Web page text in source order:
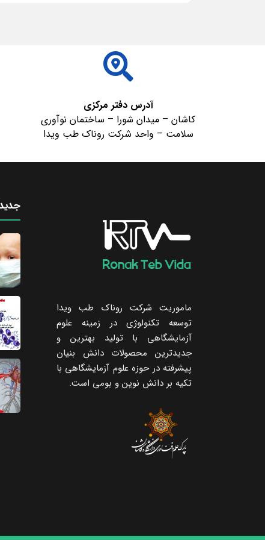
آدرس دفتر مرکزی
کاشان – میدان شورا – ساختمان نوآوری
سلامت – واحد شرکت روناک طب ویدا
ماموریت شرکت روناک طب ویدا
توسعه تکنولوژی در زمینه علوم
آزمایشگاهی با تولید بهترین و
جدیدترین محصولات دانش بنیان
پیشرفته در حوزه علوم آزمایشگاهی با
تکیه ‌بر دانش نوین و بومی است.